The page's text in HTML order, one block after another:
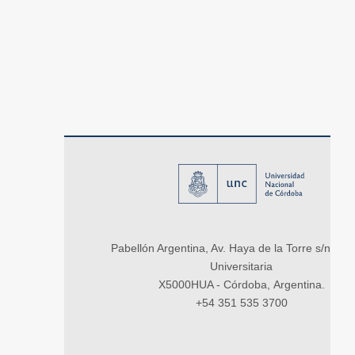
Pabellón Argentina, Av. Haya de la Torre s/n,
Universitaria
X5000HUA - Córdoba, Argentina.
+54 351 535 3700